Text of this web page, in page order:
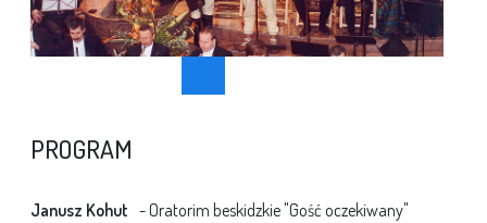
PROGRAM
Janusz Kohut Oratorim beskidzkie "Gość oczekiwany"